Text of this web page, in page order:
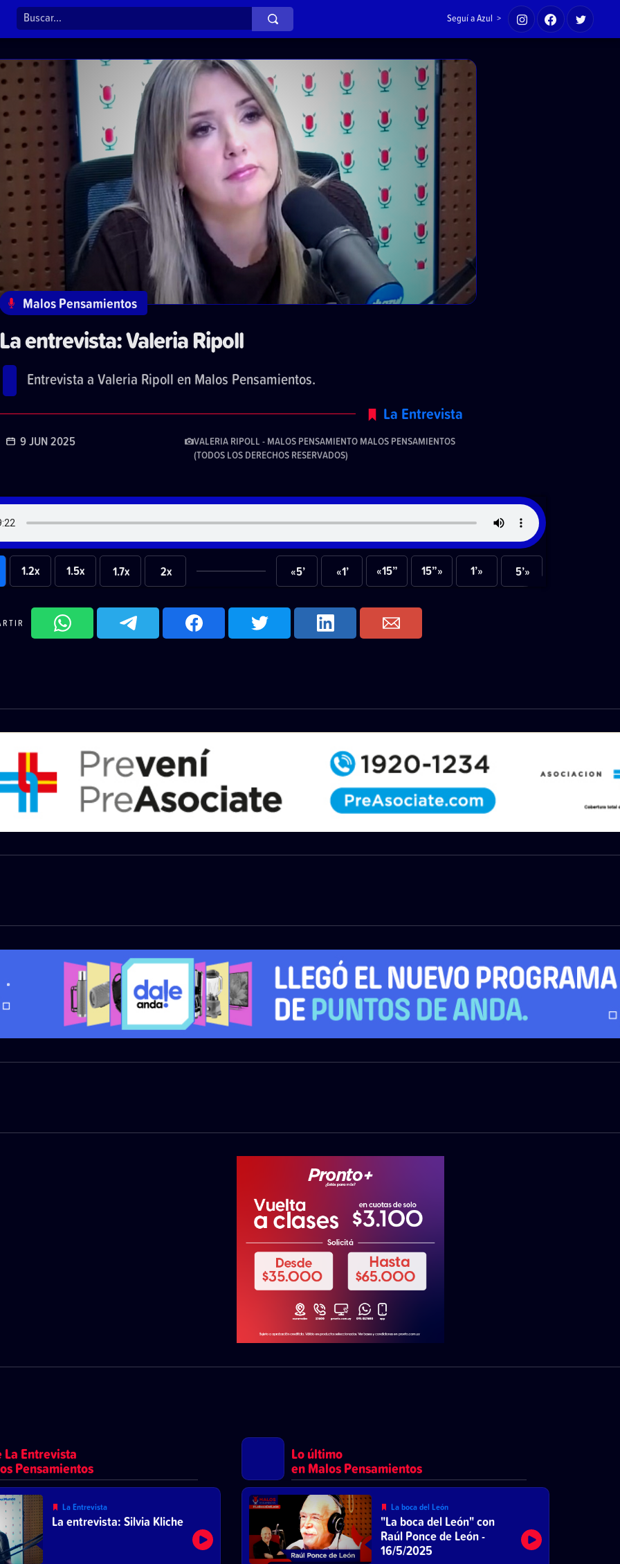
Seguí a Azul >
Malos Pensamientos
La entrevista: Valeria Ripoll
Entrevista a Valeria Ripoll en Malos Pensamientos.
La Entrevista
VALERIA RIPOLL - MALOS PENSAMIENTO MALOS PENSAMIENTOS
(TODOS LOS DERECHOS RESERVADOS)
9 JUN 2025
1.2x 1.5x 1.7x 2x «5’ «1’ «15” 15”» 1’» 5’»
La Entrevista
Pensamientos
La Entrevista
La entrevista: Silvia Kliche
Lo último
en Malos Pensamientos
La boca del León
"La boca del León" con
Raúl Ponce de León -
16/5/2025